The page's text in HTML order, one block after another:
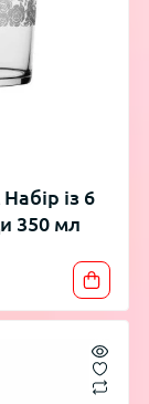
із 6
350 мл